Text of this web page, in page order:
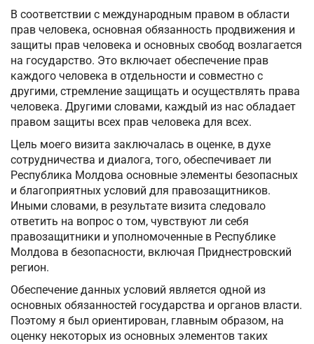
В соответствии с международным правом в области
прав человека, основная обязанность продвижения и
защиты прав человека и основных свобод возлагается
на государство. Это включает обеспечение прав
каждого человека в отдельности и совместно с
другими, стремление защищать и осуществлять права
человека. Другими словами, каждый из нас обладает
правом защиты всех прав человека для всех.
Цель моего визита заключалась в оценке, в духе
сотрудничества и диалога, того, обеспечивает ли
Республика Молдова основные элементы безопасных
и благоприятных условий для правозащитников.
Иными словами, в результате визита следовало
ответить на вопрос о том, чувствуют ли себя
правозащитники и уполномоченные в Республике
Молдова в безопасности, включая Приднестровский
регион.
Обеспечение данных условий является одной из
основных обязанностей государства и органов власти.
Поэтому я был ориентирован, главным образом, на
оценку некоторых из основных элементов таких